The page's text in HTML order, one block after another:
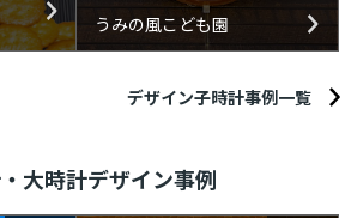
うみの風こども園
デザイン子時計事例一覧
大時計デザイン事例